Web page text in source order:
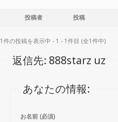
投稿者 投稿
1件の投稿を表示中 - 1 - 1件目 (全1件中)
返信先: 888starz uz
あなたの情報:
お名前 (必須)